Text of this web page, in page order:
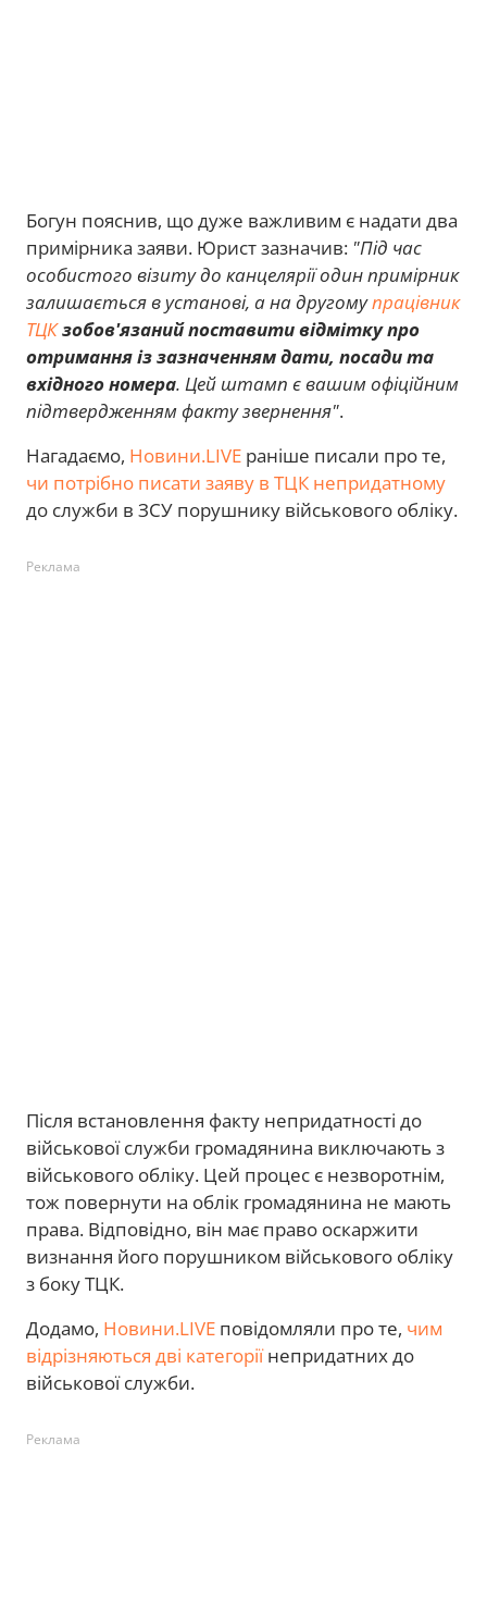
Богун пояснив, що дуже важливим є надати два
примірника заяви. Юрист зазначив: "Під час
особистого візиту до канцелярії один примірник
залишається в установі, а на другомупрацівник
ТЦКзобов'язаний поставити відмітку про
отримання із зазначенням дати, посади та
вхідного номера. Цей штамп є вашим офіційним
підтвердженням факту звернення".
Нагадаємо, Новини.LIVE раніше писали про те,
чи потрібно писати заяву в ТЦК непридатному
до служби в ЗСУ порушнику військового обліку.
Реклама
Після встановлення факту непридатності до
військової служби громадянина виключають з
військового обліку. Цей процес є незворотнім,
тож повернути на облік громадянина не мають
права. Відповідно, він має право оскаржити
визнання його порушником військового обліку
з боку ТЦК.
Додамо, Новини.LIVE повідомляли про те, чим
відрізняються дві категоріїнепридатних до
військової служби.
Реклама